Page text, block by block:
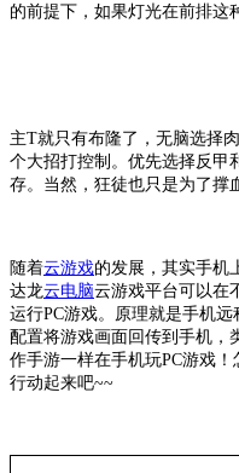
的前提下，如果灯光在前排这
主T就只有布隆了，无脑选择
个大招打控制。优先选择反甲
存。当然，狂徒也只是为了撑
随着云游戏的发展，其实手机
达龙云电脑云游戏平台可以在
运行PC游戏。原理就是手机
配置将游戏画面回传到手机，
作手游一样在手机玩PC游戏
行动起来吧~~